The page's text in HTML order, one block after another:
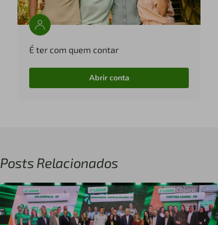
É ter com quem contar
Abrir conta
Posts Relacionados